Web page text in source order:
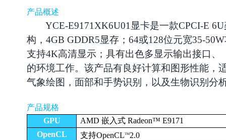
产品概述
YCE-E9171XK6U01 显卡是一款CPCI-E
构，4GB GDDR5显存；64或128位元宽35-
支持4K高清显示；具有出色多显示输出接口、
的环境工作。该产品有良好计算和图形性能，
气象绘图，面部和手势识别，以及生物识别分
产品规格
GPU
AMD 嵌入式 Radeon™ E9171
OpenCL
支持OpenCLTM2.0